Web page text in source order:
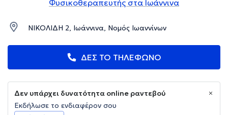
Φυσικοθεραπευτής στα Ιωάννινα
ΝΙΚΟΛΙΔΗ 2, Ιωάννινα, Νομός Ιωαννίνων
ΔΕΣ ΤΟ ΤΗΛΕΦΩΝΟ
Δεν υπάρχει δυνατότητα online ραντεβού
Εκδήλωσε το ενδιαφέρον σου